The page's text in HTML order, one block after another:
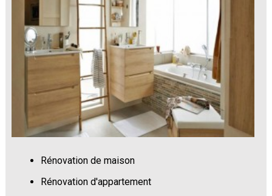
Rénovation de maison
Rénovation d'appartement